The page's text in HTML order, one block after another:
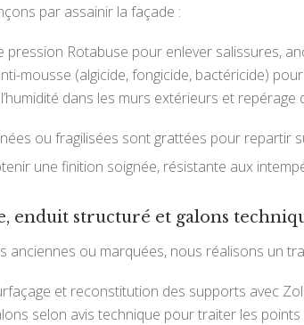
par assainir la façade :
pression Rotabuse pour enlever salissures,
mousse (algicide, fongicide, bactéricide)
dans les murs extérieurs et repérage
ou fragilisées sont grattées pour repartir
une finition soignée, résistante aux
enduit structuré et galons
anciennes ou marquées, nous réalisons un
et reconstitution des supports avec
selon avis technique pour traiter les points